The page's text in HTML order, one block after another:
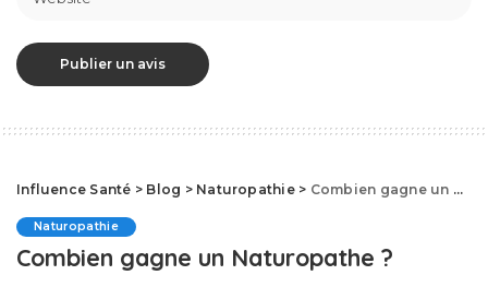
Influence Santé > Blog > Naturopathie> Combien gagne un Naturopathe ?
Naturopathie
Combien gagne un Naturopathe ?